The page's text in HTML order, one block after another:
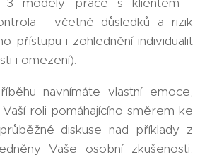
- včetně důsledků a rizik
přístupu i zohlednění individualit
i omezení).
navnímáte vlastní emoce,
roli pomáhajícího směrem ke
diskuse nad příklady z
Vaše osobní zkušenosti,